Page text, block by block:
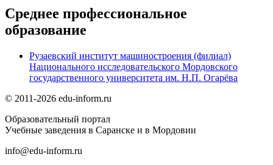
Среднее профессиональное
образование
Рузаевский институт машиностроения (филиал)
Национального исследовательского Мордовского
государственного университета им. Н.П. Огарёва
© 2011-2026 edu-inform.ru
Образовательный портал
Учебные заведения в Саранске и в Мордовии
info@edu-inform.ru